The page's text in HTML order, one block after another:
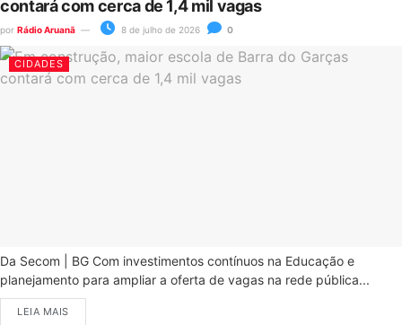
contará com cerca de 1,4 mil vagas
por Rádio Aruanã 8 de julho de 2026 0
CIDADES
Da Secom | BG Com investimentos contínuos na Educação e
planejamento para ampliar a oferta de vagas na rede pública...
LEIA MAIS